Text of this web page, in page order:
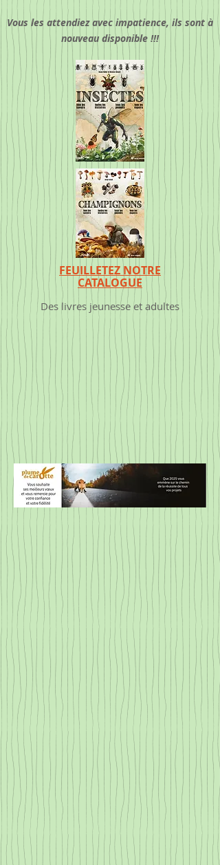
Vous les attendiez avec impatience, ils sont à
nouveau disponible !!!
FEUILLETEZ NOTRE
CATALOGUE
Des livres jeunesse et adultes